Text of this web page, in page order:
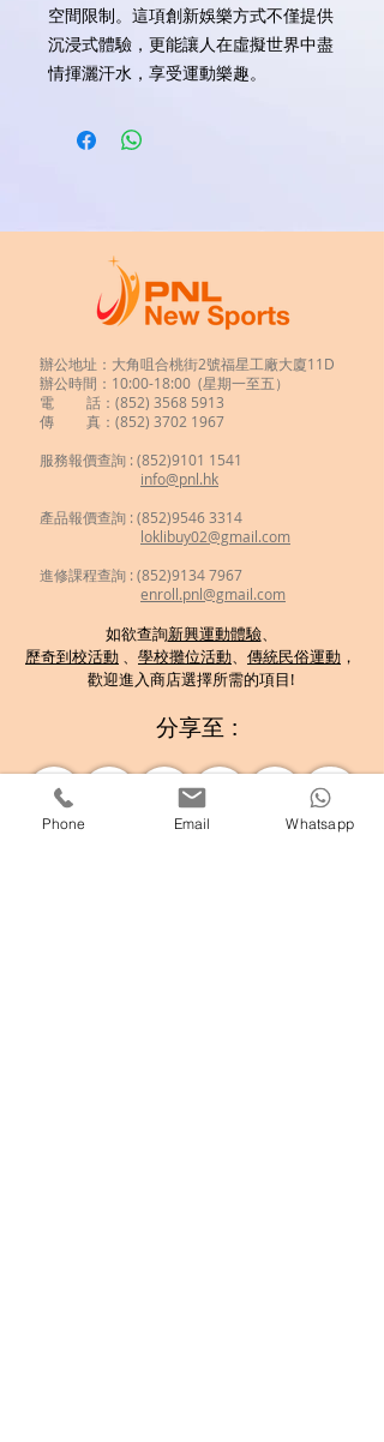
空間限制。這項創新娛樂方式不僅提供
沉浸式體驗，更能讓人在虛擬世界中盡
情揮灑汗水，享受運動樂趣。
辦公地址：大角咀合桃街2號福星工廠大廈11D
辦公時間：10:00-18:00 (星期一至五）
電 話：(852) 3568 5913
傳 真：(852) 3702 1967
服務報價查詢 :(852)9101 1541
info@pnl.hk
產品報價查詢 : (852)9546 3314
loklibuy02@gmail.com
進修課程查詢 : (852)9134 7967
enroll.pnl@gmail.com
如欲查詢新興運動體驗、
歷奇到校活動 、 學校攤位活動、 傳統民俗運動 ，
歡迎進入商店選擇所需的項目!
分享至 :
Phone Email Whatsapp